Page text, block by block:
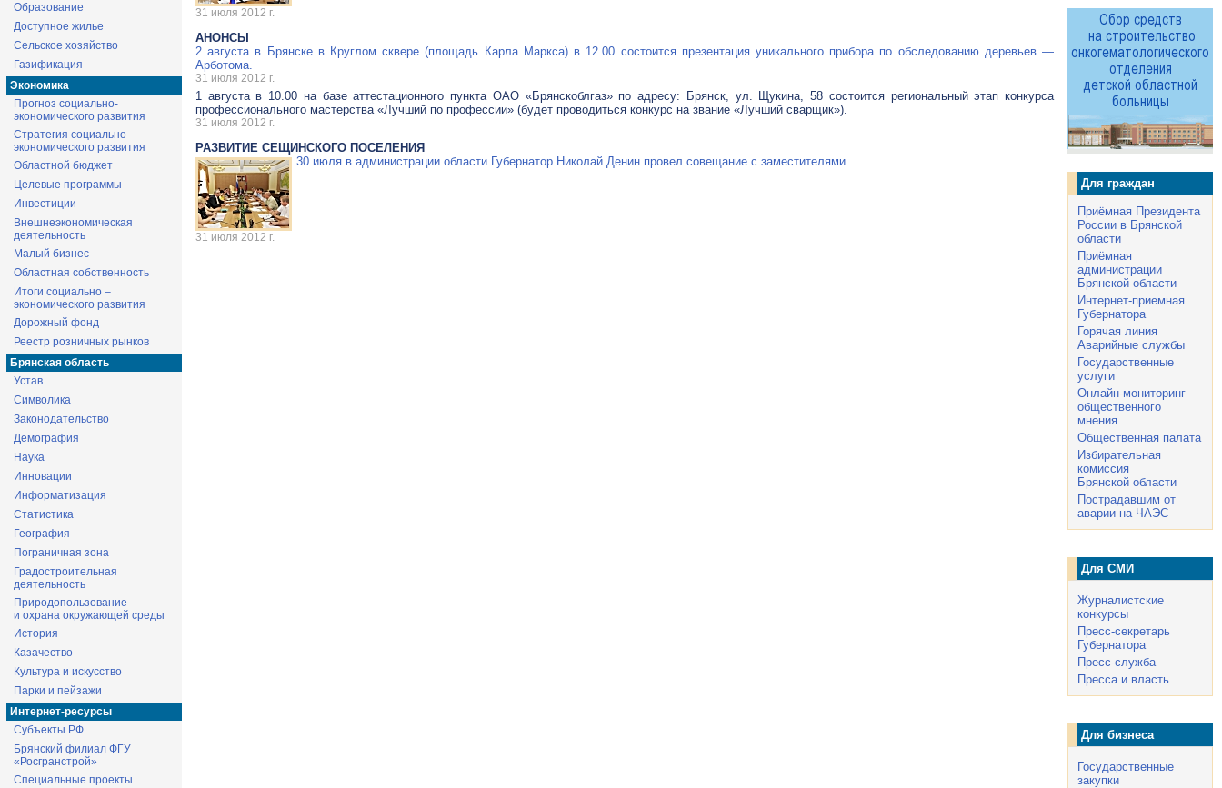
Образование
Доступное жилье
Сельское хозяйство
Газификация
Экономика
Прогноз социально-
экономического развития
Стратегия социально-
экономического развития
Областной бюджет
Целевые программы
Инвестиции
Внешнеэкономическая
деятельность
Малый бизнес
Областная собственность
Итоги социально –
экономического развития
Дорожный фонд
Реестр розничных рынков
Брянская область
Устав
Символика
Законодательство
Демография
Наука
Инновации
Информатизация
Статистика
География
Пограничная зона
Градостроительная
деятельность
Природопользование
и охрана окружающей среды
История
Казачество
Культура и искусство
Парки и пейзажи
Интернет-ресурсы
Субъекты РФ
Брянский филиал ФГУ
«Росгранстрой»
Специальные проекты
31 июля 2012 г.
АНОНСЫ
2 августа в Брянске в Круглом сквере (площадь Карла Маркса) в 12.00 состоится презентация уникального прибора по обследованию деревьев —
Арботома.
31 июля 2012 г.
1 августа в 10.00 на базе аттестационного пункта ОАО «Брянскоблгаз»по адресу: Брянск, ул. Щукина, 58 состоится региональный этап конкурса
профессионального мастерства «Лучший по профессии» (будет проводиться конкурс на звание «Лучший сварщик»).
31 июля 2012 г.
РАЗВИТИЕ СЕЩИНСКОГО ПОСЕЛЕНИЯ
30 июля в администрации области Губернатор Николай Денин провел совещание с заместителями.
31 июля 2012 г.
Для граждан
Приёмная Президента
России в Брянской
области
Приёмная
администрации
Брянской области
Интернет-приемная
Губернатора
Горячая линия
Аварийные службы
Государственные
услуги
Онлайн-мониторинг
общественного
мнения
Общественная палата
Избирательная
комиссия
Брянской области
Пострадавшим от
аварии на ЧАЭС
Для СМИ
Журналистские
конкурсы
Пресс-секретарь
Губернатора
Пресс-служба
Пресса и власть
Для бизнеса
Государственные
закупки